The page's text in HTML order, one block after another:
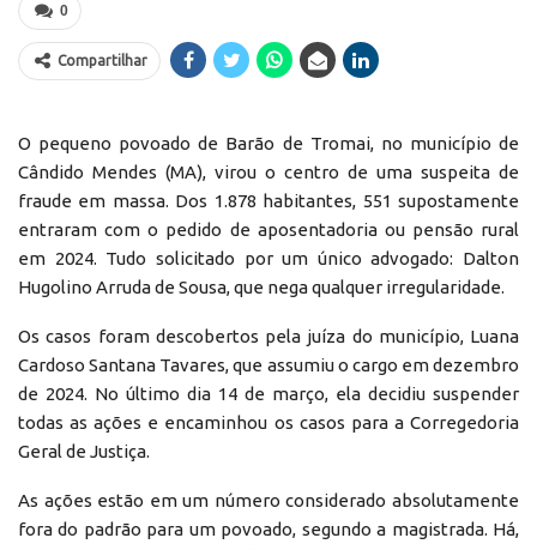
0
Compartilhar
O pequeno povoado de Barão de Tromai, no município de
Cândido Mendes (MA), virou o centro de uma suspeita de
fraude em massa. Dos 1.878 habitantes, 551 supostamente
entraram com o pedido de aposentadoria ou pensão rural
em 2024. Tudo solicitado por um único advogado: Dalton
Hugolino Arruda de Sousa, que nega qualquer irregularidade.
Os casos foram descobertos pela juíza do município, Luana
Cardoso Santana Tavares, que assumiu o cargo em dezembro
de 2024. No último dia 14 de março, ela decidiu suspender
todas as ações e encaminhou os casos para a Corregedoria
Geral de Justiça.
As ações estão em um número considerado absolutamente
fora do padrão para um povoado, segundo a magistrada. Há,